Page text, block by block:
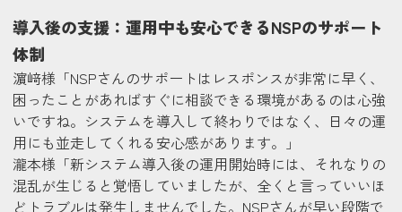
導入後の支援：運用中も安心できるNSPのサポート
体制
濵﨑様 「NSPさんのサポートはレスポンスが非常に早く、
困ったことがあればすぐに相談できる環境があるのは心強
いですね。システムを導入して終わりではなく、日々の運
用にも並走してくれる安心感があります。」
瀧本様 「新システム導入後の運用開始時には、それなりの
混乱が生じると覚悟していましたが、全くと言っていいほ
どトラブルは発生しませんでした。NSPさんが早い段階で